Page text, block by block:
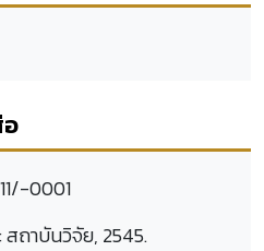
11/-0001
สถาบันวิจัย, 2545.